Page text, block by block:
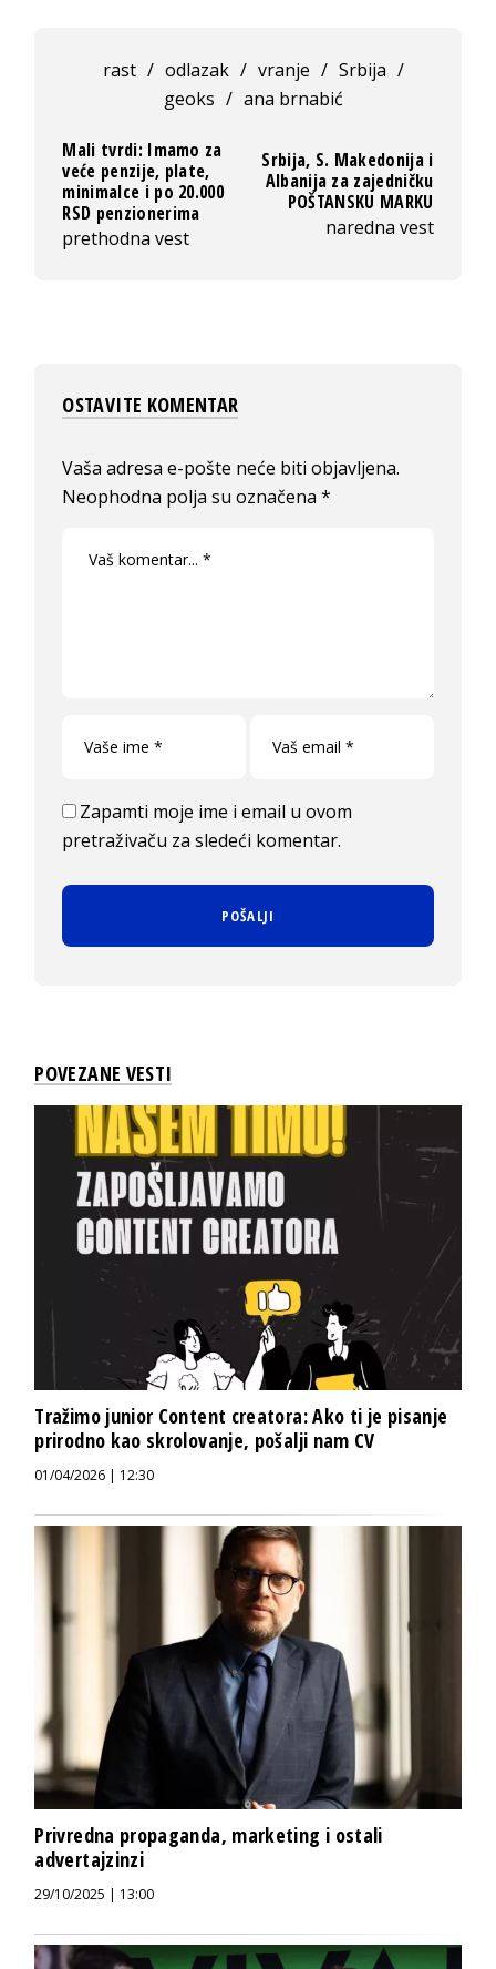
rast / odlazak / vranje / Srbija /
geoks / ana brnabić
Mali tvrdi: Imamo za
veće penzije, plate,
minimalce i po 20.000
RSD penzionerima
prethodna vest
Srbija, S. Makedonija i
Albanija za zajedničku
POŠTANSKU MARKU
naredna vest
OSTAVITE KOMENTAR
Vaša adresa e-pošte neće biti objavljena.
Neophodna polja su označena*
Zapamti moje ime i email u ovom
pretraživaču za sledeći komentar.
POVEZANE VESTI
Tražimo junior Content creatora: Ako ti je pisanje
prirodno kao skrolovanje, pošalji nam CV
01/04/2026 | 12:30
Privredna propaganda, marketing i ostali
advertajzinzi
29/10/2025 | 13:00